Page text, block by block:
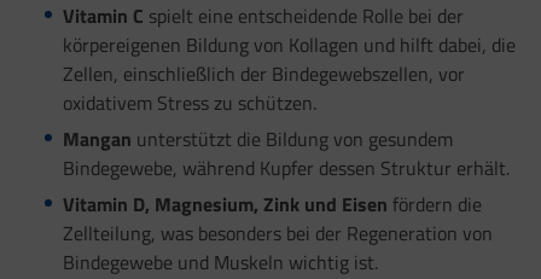
Vitamin C spielt eine entscheidende Rolle bei der
körpereigenen Bildung von Kollagen und hilft dabei, die
Zellen, einschließlich der Bindegewebszellen, vor
oxidativem Stress zu schützen.
Mangan unterstützt die Bildung von gesundem
Bindegewebe, während Kupfer dessen Struktur erhält.
Vitamin D, Magnesium, Zink und Eisen fördern die
Zellteilung, was besonders bei der Regeneration von
Bindegewebe und Muskeln wichtig ist.